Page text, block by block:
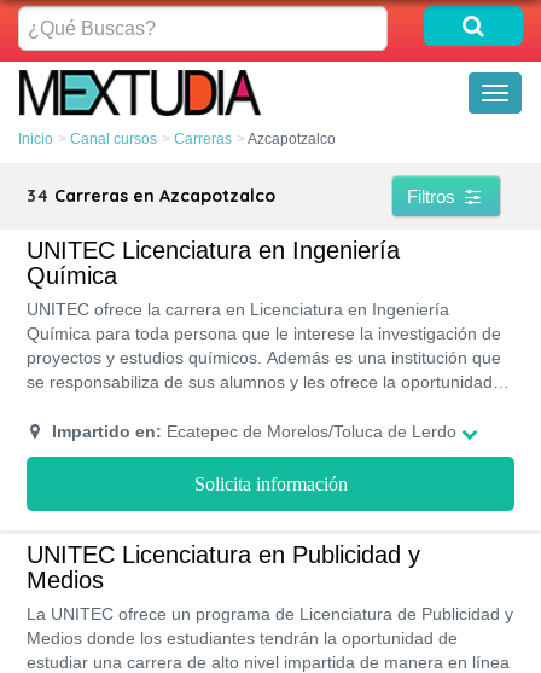
¿Qué
Buscas?
Inicio Canal cursos Carreras Azcapotzalco
34 Carreras en Azcapotzalco Filtros
UNITEC Licenciatura en Ingeniería
Química
UNITEC ofrece la carrera en Licenciatura en Ingeniería
Química para toda persona que le interese la investigación de
proyectos y estudios químicos. Además es una institución que
se responsabiliza de sus alumnos y les ofrece la oportunidad
facilidad de pagar las mensualidades.
Impartido en: Ecatepec de Morelos/Toluca de Lerdo
Solicita información
UNITEC Licenciatura en Publicidad y
Medios
La UNITEC ofrece un programa de Licenciatura de Publicidad y
Medios donde los estudiantes tendrán la oportunidad de
estudiar una carrera de alto nivel impartida de manera en línea